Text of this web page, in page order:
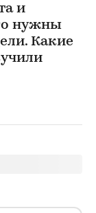
и
нужны
Какие